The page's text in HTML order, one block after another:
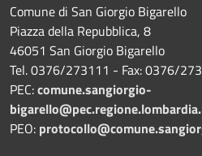
Comune di San Giorgio Bigarello
Piazza della Repubblica, 8
46051 San Giorgio Bigarello
Tel. 0376/273111 - Fax: 0376/
PEC:comune.sangiorgio-
PEO: